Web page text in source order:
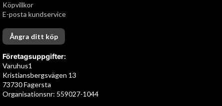
Köpvillkor
E-posta kundservice
Ångra ditt köp
Företagsuppgifter:
Varuhus1
Kristiansbergsvägen 13
73730 Fagersta
Organisationsnr: 559027-1044